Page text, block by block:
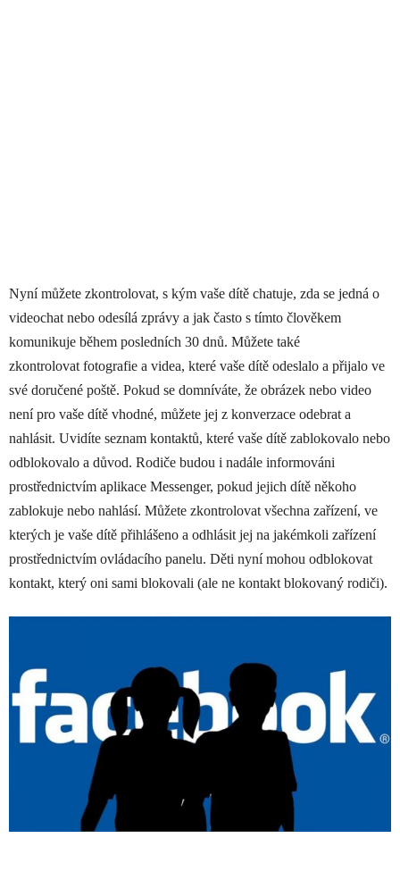
Nyní můžete zkontrolovat, s kým vaše dítě chatuje, zda se jedná o
videochat nebo odesílá zprávy a jak často s tímto člověkem
komunikuje během posledních 30 dnů. Můžete také
zkontrolovat fotografie a videa, které vaše dítě odeslalo a přijalo ve
své doručené poště. Pokud se domníváte, že obrázek nebo video
není pro vaše dítě vhodné, můžete jej z konverzace odebrat a
nahlásit. Uvidíte seznam kontaktů, které vaše dítě zablokovalo nebo
odblokovalo a důvod. Rodiče budou i nadále informováni
prostřednictvím aplikace Messenger, pokud jejich dítě někoho
zablokuje nebo nahlásí. Můžete zkontrolovat všechna zařízení, ve
kterých je vaše dítě přihlášeno a odhlásit jej na jakémkoli zařízení
prostřednictvím ovládacího panelu. Děti nyní mohou odblokovat
kontakt, který oni sami blokovali (ale ne kontakt blokovaný rodiči).